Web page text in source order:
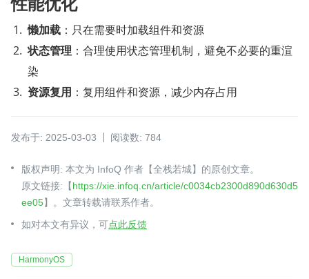
懒加载 ：只在需要时加载组件和资源
状态管理 ：合理使用状态管理机制，避免不必要的重渲
染
资源复用 ：复用组件和资源，减少内存占用
发布于: 2025-03-03 阅读数: 784
版权声明: 本文为 InfoQ 作者【全栈若城】的原创文章。
原文链接:【https://xie.infoq.cn/article/c0034cb2300d890d630d5
ee05】。文章转载请联系作者。
如对本文有异议，可点此反馈
HarmonyOS